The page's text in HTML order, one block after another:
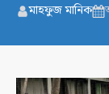
মাহফুজ মানিক